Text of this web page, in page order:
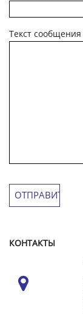
Текст сообщения
КОНТАКТЫ